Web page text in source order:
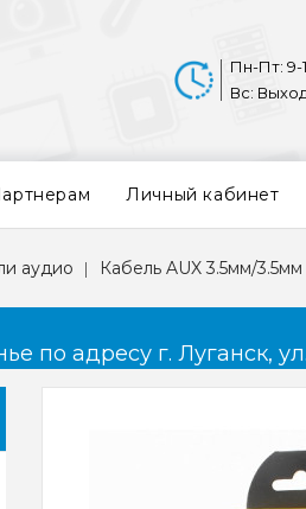
Пн-Пт: 9-
Вс:
Личный кабинет
аудио Кабель AUX 3.5мм/
по адресу г. Луганск,